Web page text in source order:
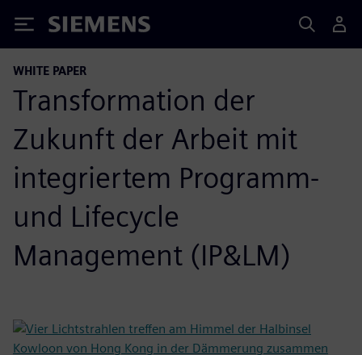
Siemens
WHITE PAPER
Transformation der
Zukunft der Arbeit mit
integriertem Programm-
und Lifecycle
Management (IP&LM)